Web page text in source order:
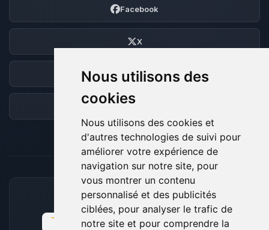
Nous utilisons des
cookies
Nous utilisons des cookies et
d'autres technologies de suivi pour
améliorer votre expérience de
navigation sur notre site, pour
vous montrer un contenu
personnalisé et des publicités
ciblées, pour analyser le trafic de
notre site et pour comprendre la
Facebook
X
Discord
Forum
MOYENS DE PAIEMENT ACCEPTÉS